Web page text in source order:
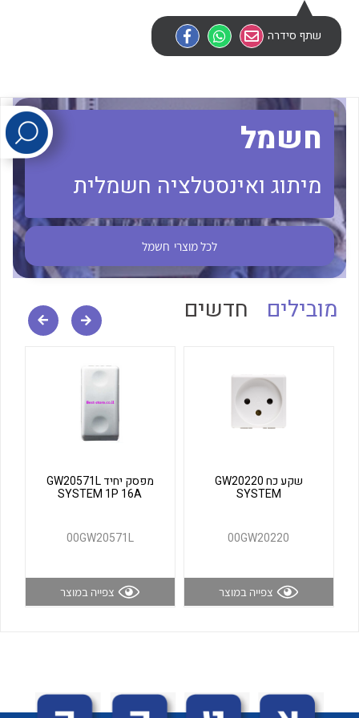
לכל מוצרי היצרן
לכל מוצרי היצרן לכל מוצרי היצרן
שתף סידרה
חשמל
מיתוג ואינסטלציה חשמלית
לכל מוצרי חשמל
מובילים חדשים
שקע כח GW20220
SYSTEM
00GW20220
צפייה במוצר
מפסק יחיד GW20571L
SYSTEM 1P 16A
00GW20571L
צפייה במוצר